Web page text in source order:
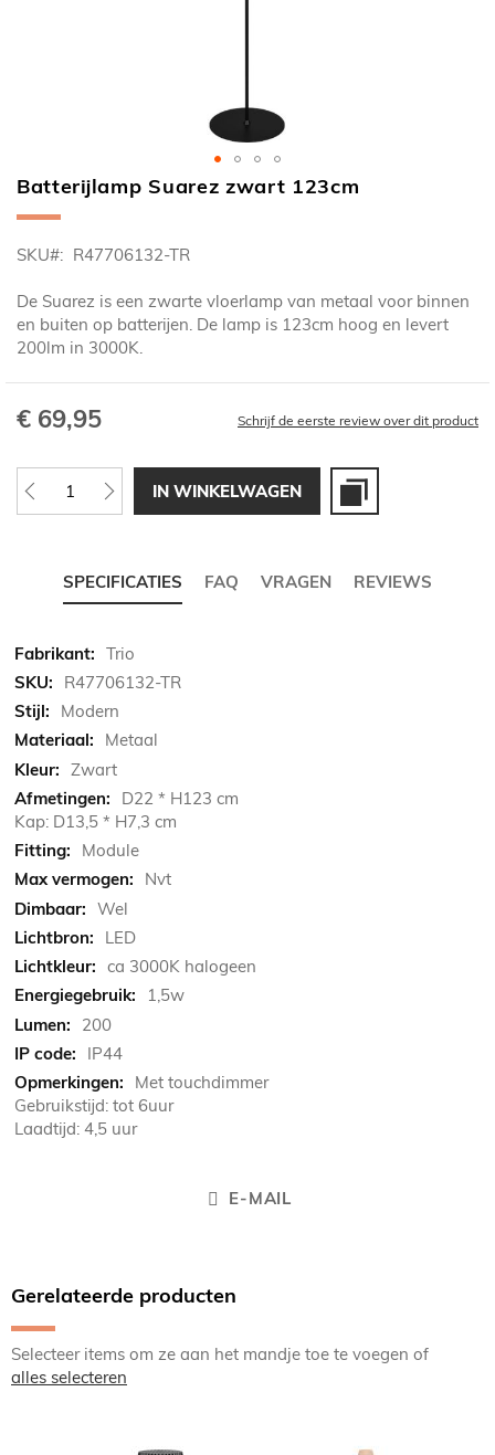
Ga
naar
begin
de
afbeeldingen-
gallerij
Batterijlamp Suarez zwart 123cm
SKU R47706132-TR
De Suarez is een zwarte vloerlamp van metaal voor binnen
en buiten op batterijen. De lamp is 123cm hoog en levert
200lm in 3000K.
€ 69,95 Schrijf de eerste review over dit product
IN WINKELWAGEN
SPECIFICATIES FAQ VRAGEN REVIEWS
Meer
informatie
Trio
R47706132-TR
Modern
Metaal
Zwart
D22 * H123 cm
Kap: D13,5 * H7,3 cm
Module
Nvt
Wel
LED
ca 3000K halogeen
1,5w
200
IP44
Met touchdimmer
Gebruikstijd: tot 6uur
Laadtijd: 4,5 uur
E-MAIL
Gerelateerde producten
Selecteer items om ze aan het mandje toe te voegen of
alles selecteren